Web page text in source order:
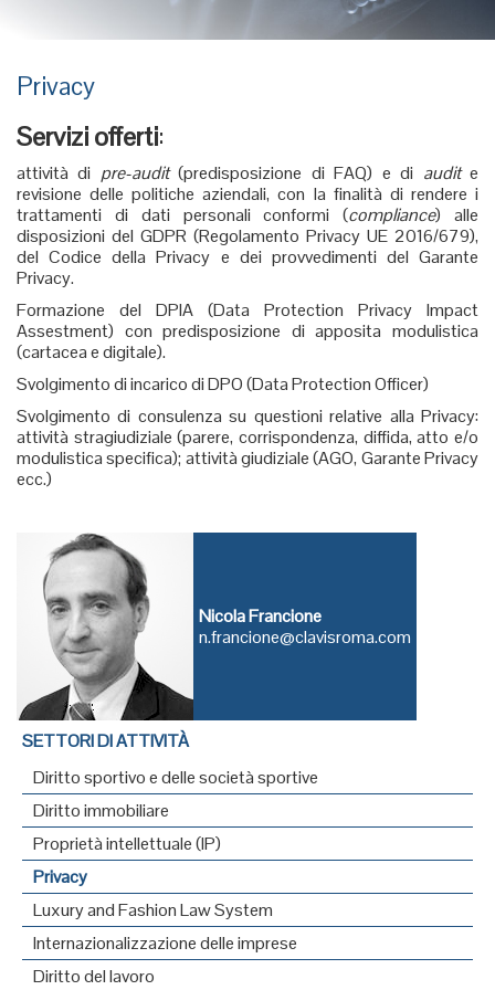
Privacy
Servizi offerti:
attività di pre-audit(predisposizione di FAQ) e di audite
revisione delle politiche aziendali, con la finalità di rendere i
trattamenti di dati personali conformi (compliance) alle
disposizioni del GDPR (Regolamento Privacy UE 2016/679),
del Codice della Privacy e dei provvedimenti del Garante
Privacy.
Formazione del DPIA (Data Protection Privacy Impact
Assestment) con predisposizione di apposita modulistica
(cartacea e digitale).
Svolgimento di incarico di DPO (Data Protection Officer)
Svolgimento di consulenza su questioni relative alla Privacy:
attività stragiudiziale (parere, corrispondenza, diffida, atto e/o
modulistica specifica); attività giudiziale (AGO, Garante Privacy
ecc.)
Nicola Francione
n.francione@clavisroma.com
SETTORI DI ATTIVITÀ
Diritto sportivo e delle società sportive
Diritto immobiliare
Proprietà intellettuale (IP)
Privacy
Luxury and Fashion Law System
Internazionalizzazione delle imprese
Diritto del lavoro